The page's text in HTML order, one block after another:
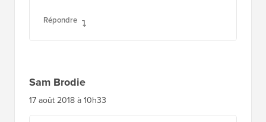
Répondre
Sam Brodie
17 août 2018 à 10h33